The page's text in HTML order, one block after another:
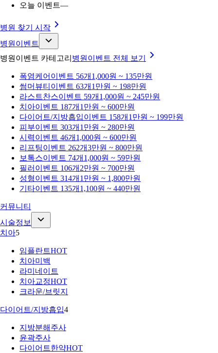
오늘 이벤트—
병원 찾기 시작
병원이벤트
병원이벤트 카테고리 병원이벤트 전체 보기
폭염케어 이벤트 56개 1,000원 ~ 135만원
썸머뷰티 이벤트 63개 1만원 ~ 198만원
라스트찬스이벤트 59개 1,000원 ~ 245만원
치아이벤트 187개 1만원 ~ 600만원
다이어트/지방흡입이벤트 158개 1만원 ~ 199만원
피부이벤트 303개 1만원 ~ 280만원
시력이벤트 46개 1,000원 ~ 600만원
리프팅이벤트 262개3만원 ~ 800만원
보톡스이벤트 74개 1,000원 ~ 59만원
필러 이벤트 106개 2만원 ~ 700만원
성형이벤트 314개 1만원 ~ 1,800만원
기타이벤트 135개 1,100원 ~ 440만원
커뮤니티
시술정보
치아5
임플란트HOT
치아미백
라미네이트
치아교정HOT
크라운/브릿지
다이어트/지방흡입4
지방분해주사
윤곽주사
다이어트한약HOT